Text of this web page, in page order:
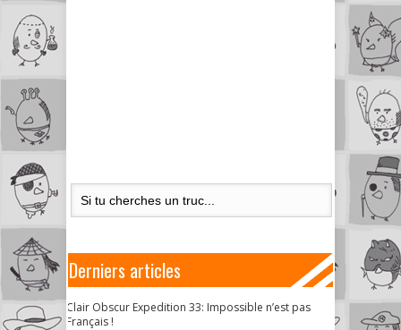
Derniers articles
Clair Obscur Expedition 33: Impossible n’est pas
Français !